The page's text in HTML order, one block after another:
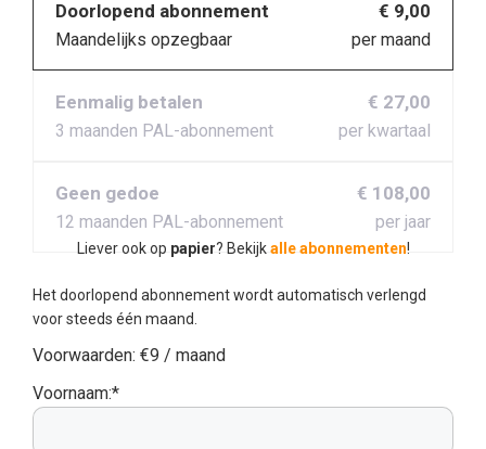
Doorlopend abonnement
Maandelijks opzegbaar
€ 9,00
per maand
Eenmalig betalen
3 maanden PAL-abonnement
€ 27,00
per kwartaal
Geen gedoe
12 maanden PAL-abonnement
€ 108,00
per jaar
Liever ook op papier? Bekijkalle abonnementen!
Het doorlopend abonnement wordt automatisch verlengd
voor steeds één maand.
Voorwaarden: €9 / maand
Voornaam:*